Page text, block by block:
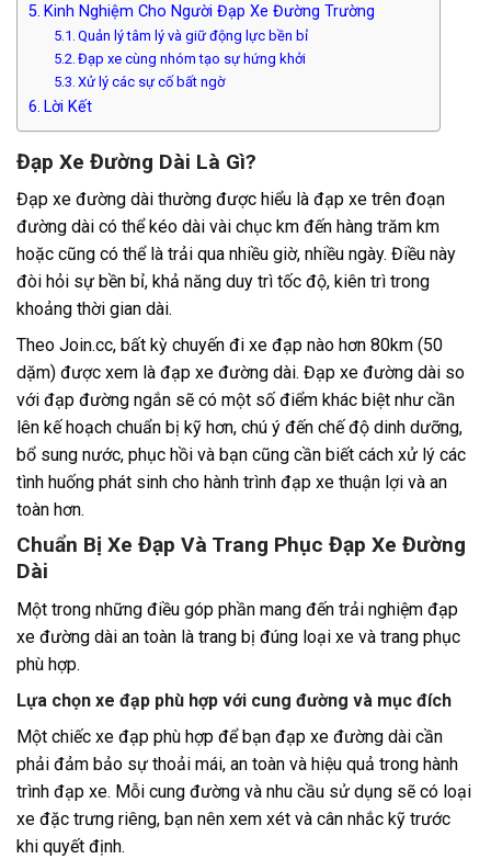
Kinh Nghiệm Cho Người Đạp Xe Đường Trường
Quản lý tâm lý và giữ động lực bền bỉ
Đạp xe cùng nhóm tạo sự hứng khởi
Xử lý các sự cố bất ngờ
Lời Kết
Đạp Xe Đường Dài Là Gì?
Đạp xe đường dài thường được hiểu là đạp xe trên đoạn
đường dài có thể kéo dài vài chục km đến hàng trăm km
hoặc cũng có thể là trải qua nhiều giờ, nhiều ngày. Điều này
đòi hỏi sự bền bỉ, khả năng duy trì tốc độ, kiên trì trong
khoảng thời gian dài.
Theo Join.cc, bất kỳ chuyến đi xe đạp nào hơn 80km (50
dặm) được xem là đạp xe đường dài. Đạp xe đường dài so
với đạp đường ngắn sẽ có một số điểm khác biệt như cần
lên kế hoạch chuẩn bị kỹ hơn, chú ý đến chế độ dinh dưỡng,
bổ sung nước, phục hồi và bạn cũng cần biết cách xử lý các
tình huống phát sinh cho hành trình đạp xe thuận lợi và an
toàn hơn.
Chuẩn Bị Xe Đạp Và Trang Phục Đạp Xe Đường
Dài
Một trong những điều góp phần mang đến trải nghiệm đạp
xe đường dài an toàn là trang bị đúng loại xe và trang phục
phù hợp.
Lựa chọn xe đạp phù hợp với cung đường và mục đích
Một chiếc xe đạp phù hợp để bạn đạp xe đường dài cần
phải đảm bảo sự thoải mái, an toàn và hiệu quả trong hành
trình đạp xe. Mỗi cung đường và nhu cầu sử dụng sẽ có loại
xe đặc trưng riêng, bạn nên xem xét và cân nhắc kỹ trước
khi quyết định.